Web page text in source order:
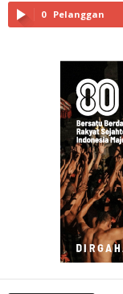
0 Pelanggan